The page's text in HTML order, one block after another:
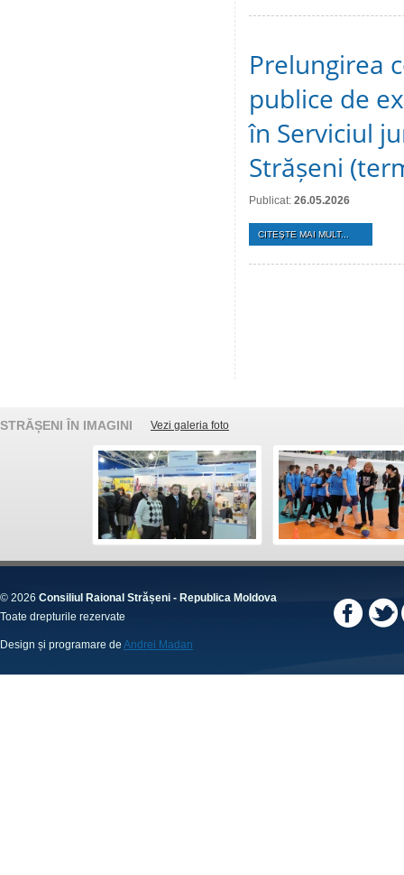
Prelungirea
publice de
în Serviciul
Strășeni
Publicat: 26.05.2026
CITEŞTE MAI MULT...
STRĂȘENI ÎN IMAGINI Vezi galeria foto
© 2026 Consiliul Raional Strășeni - Republica Moldova
Toate drepturile rezervate
Design și programare de Andrei Madan